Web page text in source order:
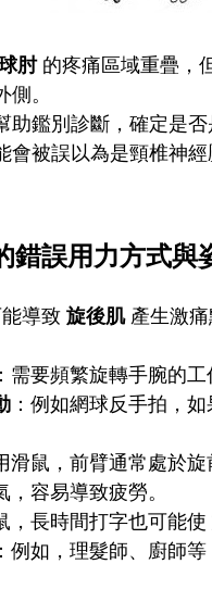
肘的疼痛區域重疊，
。
助鑑別診斷，確定是否
被誤以為是頸椎神
錯誤用力方式與
導致 旋後肌產生激痛
：需要頻繁旋轉手腕的
：例如網球反手拍，
滑鼠，前臂通常處於
容易導致疲勞。
，長時間打字也可能使
例如，理髮師、廚師